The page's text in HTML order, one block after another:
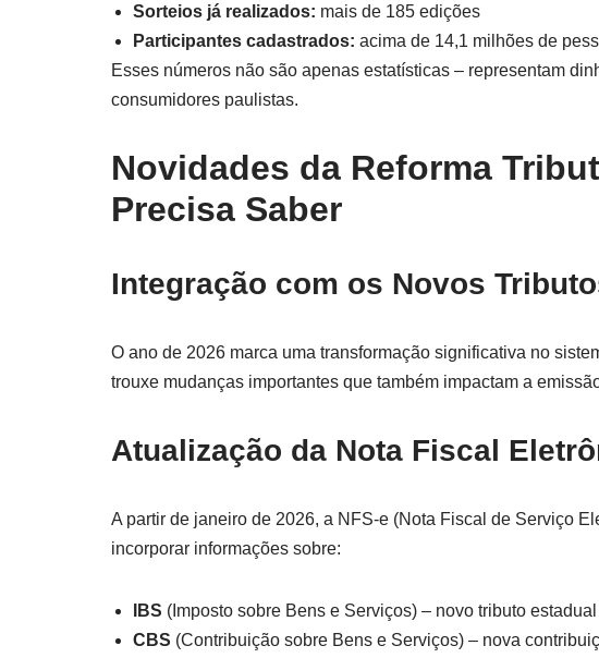
Sorteios já realizados: mais de 185 edições
Participantes cadastrados: acima de 14,1 milhões de
Esses números não são apenas estatísticas – representam
consumidores paulistas.
Novidades da Reforma
Precisa Saber
Integração com os Novos
O ano de 2026 marca uma transformação significativa no
trouxe mudanças importantes que também impactam a
Atualização da Nota Fiscal
A partir de janeiro de 2026, a NFS-e (Nota Fiscal de Serviço
incorporar informações sobre:
IBS (Imposto sobre Bens e Serviços) – novo tributo estadual
CBS (Contribuição sobre Bens e Serviços) – nova